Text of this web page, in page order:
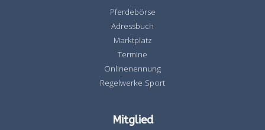
Pferdebörse
Adressbuch
Marktplatz
Termine
Onlinenennung
Regelwerke Sport
Mitglied